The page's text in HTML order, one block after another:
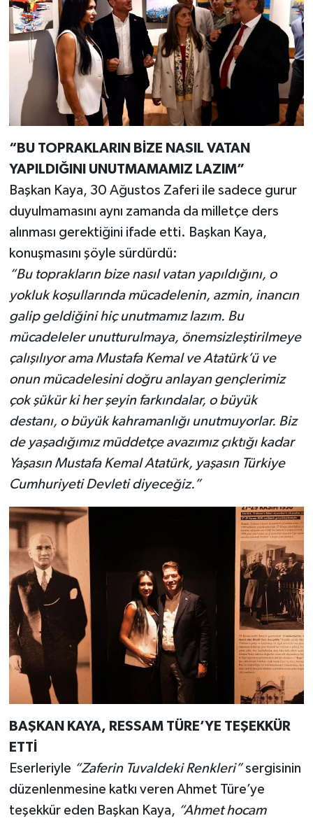
“BU TOPRAKLARIN BİZE NASIL VATAN
YAPILDIĞINI UNUTMAMAMIZ LAZIM”
Başkan Kaya, 30 Ağustos Zaferi ile sadece gurur
duyulmamasını aynı zamanda da milletçe ders
alınması gerektiğini ifade etti. Başkan Kaya,
konuşmasını şöyle sürdürdü:
“Bu toprakların bize nasıl vatan yapıldığını, o
yokluk koşullarında mücadelenin, azmin, inancın
galip geldiğini hiç unutmamız lazım. Bu
mücadeleler unutturulmaya, önemsizleştirilmeye
çalışılıyor ama Mustafa Kemal ve Atatürk’ü ve
onun mücadelesini doğru anlayan gençlerimiz
çok şükür ki her şeyin farkındalar, o büyük
destanı, o büyük kahramanlığı unutmuyorlar. Biz
de yaşadığımız müddetçe avazımız çıktığı kadar
Yaşasın Mustafa Kemal Atatürk, yaşasın Türkiye
Cumhuriyeti Devleti diyeceğiz.”
BAŞKAN KAYA, RESSAM TÜRE’YE TEŞEKKÜR
ETTİ
Eserleriyle “Zaferin Tuvaldeki Renkleri”sergisinin
düzenlenmesine katkı veren Ahmet Türe’ye
teşekkür eden Başkan Kaya, “Ahmet hocam